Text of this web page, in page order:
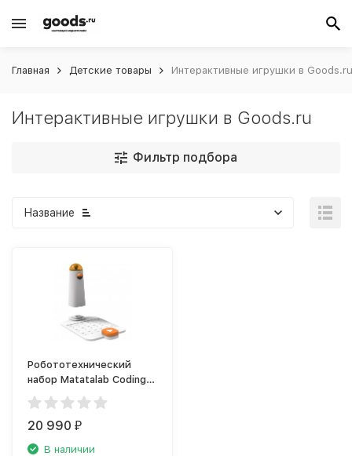
Главная Детские товары Интерактивные игрушки в Goods.ru
Интерактивные игрушки в Goods.ru
Фильтр подбора
Название
Робототехнический
набор Matatalab Coding
set
20 990₽
В наличии